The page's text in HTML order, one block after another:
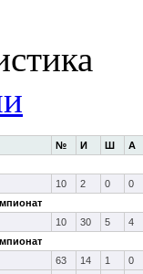
№ И Ш А
10 2 0 0
10 30 5 4
63 14 1 0